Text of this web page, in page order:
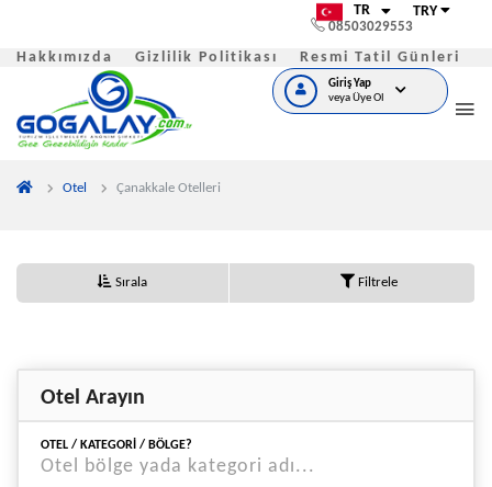
Hakkımızda Gizlilik Politikası Resmi Tatil Günleri
TR TRY
08503029553
Giriş Yap
veya Üye Ol
Otel Çanakkale Otelleri
Sırala Filtrele
Otel Arayın
OTEL / KATEGORI / BÖLGE?